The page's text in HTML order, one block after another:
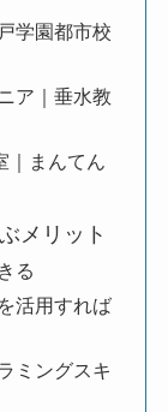
学園都市校
ア｜垂水教
まんてん
メリット
る
活用すれば
ミングスキ